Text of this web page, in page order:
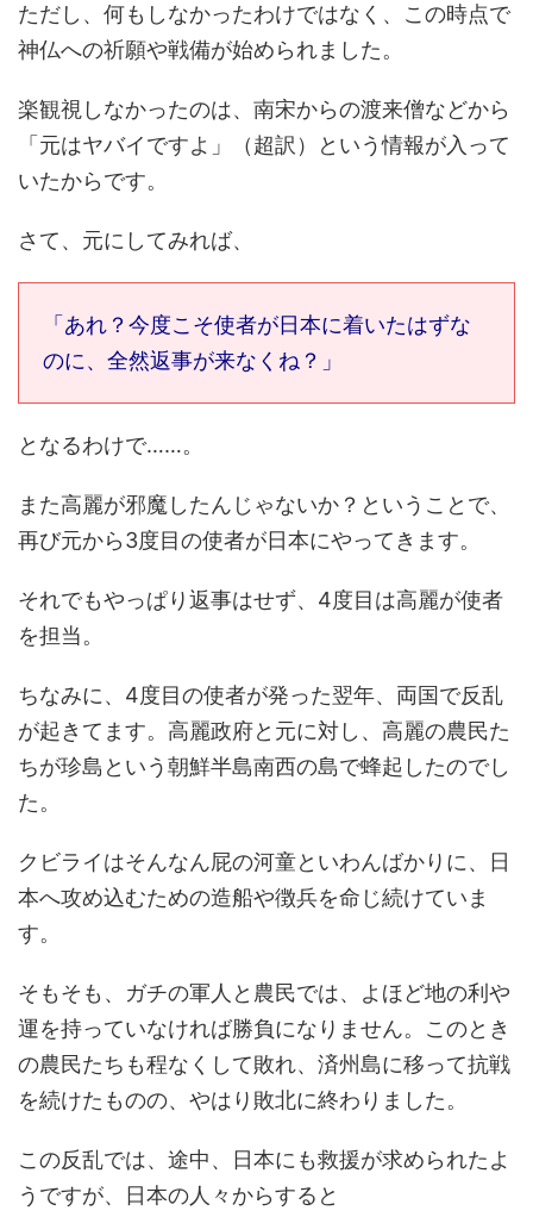
ただし、何もしなかったわけではなく、この時点で
神仏への祈願や戦備が始められました。
楽観視しなかったのは、南宋からの渡来僧などから
「元はヤバイですよ」（超訳）という情報が入って
いたからです。
さて、元にしてみれば、
「あれ？今度こそ使者が日本に着いたはずな
のに、全然返事が来なくね？」
となるわけで……。
また高麗が邪魔したんじゃないか？ということで、
再び元から3度目の使者が日本にやってきます。
それでもやっぱり返事はせず、4度目は高麗が使者
を担当。
ちなみに、4度目の使者が発った翌年、両国で反乱
が起きてます。高麗政府と元に対し、高麗の農民た
ちが珍島という朝鮮半島南西の島で蜂起したのでし
た。
クビライはそんなん屁の河童といわんばかりに、日
本へ攻め込むための造船や徴兵を命じ続けていま
す。
そもそも、ガチの軍人と農民では、よほど地の利や
運を持っていなければ勝負になりません。このとき
の農民たちも程なくして敗れ、済州島に移って抗戦
を続けたものの、やはり敗北に終わりました。
この反乱では、途中、日本にも救援が求められたよ
うですが、日本の人々からすると